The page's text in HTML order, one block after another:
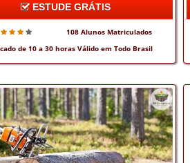
ESTUDE GRÁTIS
108 Alunos Matriculados
de 10 a 30 horas Válido em Todo Brasil